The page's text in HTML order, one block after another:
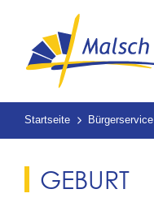
Startseite Bürgerservice
GEBURT